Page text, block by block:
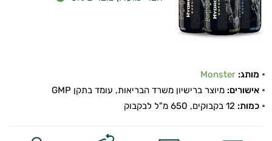
מותג: Monster
אישורים: מיוצר ברישיון משרד הבריאות, עומד בתקן GMP
כמות: